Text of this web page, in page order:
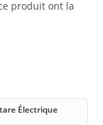
produit ont la
Électrique